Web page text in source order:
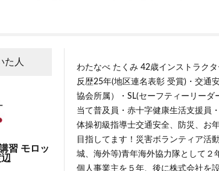
た人
習 モロッ
わたなべ たくみ 42歳インストラク
反歴25年(地区連名表彰 受賞)・交通
協会所属）・SL(セーフティーリーダ
当て普及員・赤十字健康生活支援員
体操初級指導士交通安全、防災、お
目指してます！災害ボランティア活
城、海外等)青年海外協力隊として２
個人事業主を５年、後に株式会社を